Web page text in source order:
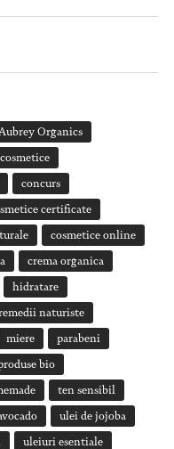
Aubrey Organics
concurs
certificate
cosmetice online
crema organica
hidratare
naturiste
miere parabeni
bio
ten sensibil
ulei de jojoba
uleiuri esentiale